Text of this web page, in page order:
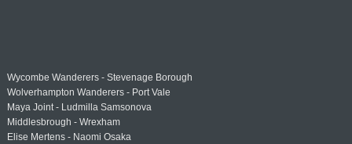
Wycombe Wanderers - Stevenage Borough
Wolverhampton Wanderers - Port Vale
Maya Joint - Ludmilla Samsonova
Middlesbrough - Wrexham
Elise Mertens - Naomi Osaka